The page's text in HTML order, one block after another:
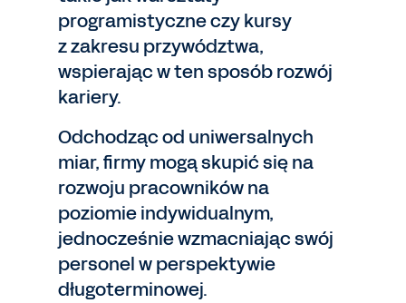
programistyczne czy kursy
z zakresu przywództwa,
wspierając w ten sposób rozwój
kariery.
Odchodząc od uniwersalnych
miar, firmy mogą skupić się na
rozwoju pracowników na
poziomie indywidualnym,
jednocześnie wzmacniając swój
personel w perspektywie
długoterminowej.